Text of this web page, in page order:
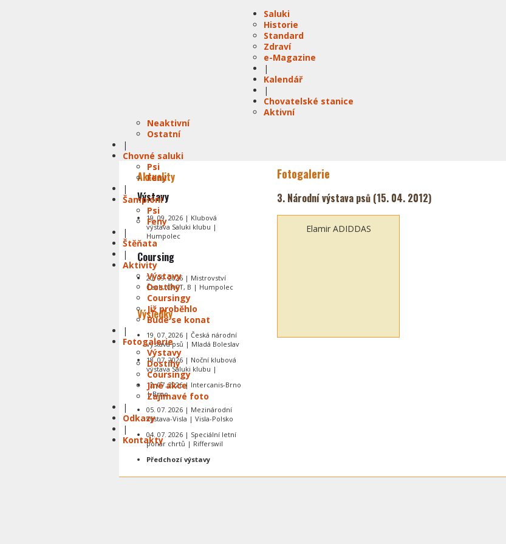
Saluki
Historie
Standard
Zdraví
e-Magazine
|
Kalendář
|
Chovatelské stanice
Aktivní
Neaktivní
Ostatní
|
Chovné saluki
Psi
Feny
|
Šampióni
Psi
Feny
|
Štěňata
|
Aktivity
Výstavy
Dostihy
Coursingy
Již proběhlo
Bude se konat
|
Fotogalerie
Výstavy
Dostihy
Coursingy
Jiné akce
Zajímavé foto
|
Odkazy
|
Kontakty
Fotogalerie
3. Národní výstava psů (15. 04. 2012)
Elamir ADIDDAS
Aktuality
Výstavy
19. 09. 2026 | Klubová
výstava Saluki klubu |
Humpolec
Coursing
20. 09. 2026 | Mistrovství
Čech, CACT, B | Humpolec
Výsledky
19. 07. 2026 | Česká národní
výstava psů | Mladá Boleslav
18. 07. 2026 | Noční klubová
výstava Saluki klubu |
12. 07. 2026 | Intercanis-Brno
| Brno
05. 07. 2026 | Mezinárodní
výstava-Visla | Visla-Polsko
04. 07. 2026 | Speciální letní
pohár chrtů | Rifferswil
Předchozí výstavy